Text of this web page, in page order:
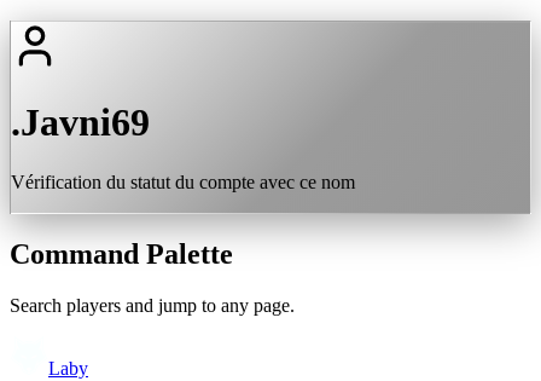
.Javni69
Vérification du statut du compte avec ce nom
Command Palette
Search players and jump to any page.
Laby